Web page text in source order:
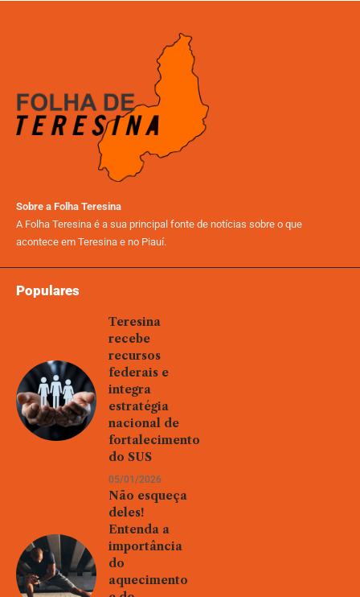
Sobre a Folha Teresina
A Folha Teresina é a sua principal fonte de notícias sobre o que
acontece em Teresina e no Piauí.
Populares
Teresina
recebe
recursos
federais e
integra
estratégia
nacional de
fortalecimento
do SUS
05/01/2026
Não esqueça
deles!
Entenda a
importância
do
aquecimento